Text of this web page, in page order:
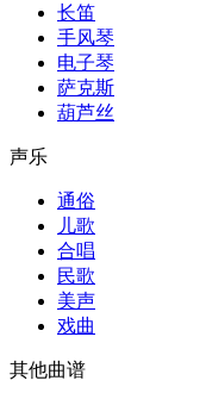
长笛
手风琴
电子琴
萨克斯
葫芦丝
声乐
通俗
儿歌
合唱
民歌
美声
戏曲
其他曲谱